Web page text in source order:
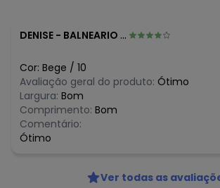
agosto/2026
junho/2026
maio/2026
abril/2026
março/2026
fevereiro/2026
DENISE - BALNEARIO CAMBORIU - SC
Cor: Bege / 10
Avaliação geral do produto: Ótimo
Largura: Bom
Comprimento: Bom
Comentário:
Ótimo
Ver todas as